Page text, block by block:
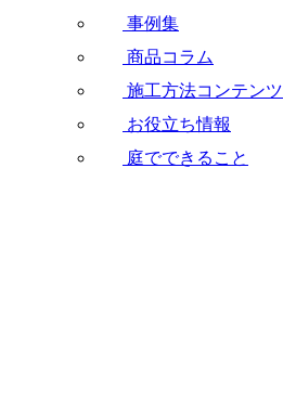
事例集
商品コラム
施工方法コンテンツ
お役立ち情報
庭でできること